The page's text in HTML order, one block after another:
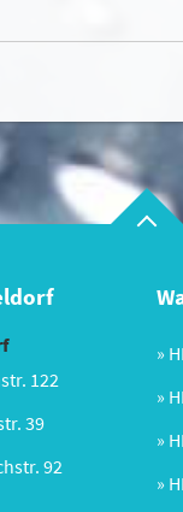
122
39
92
»
»
»
»